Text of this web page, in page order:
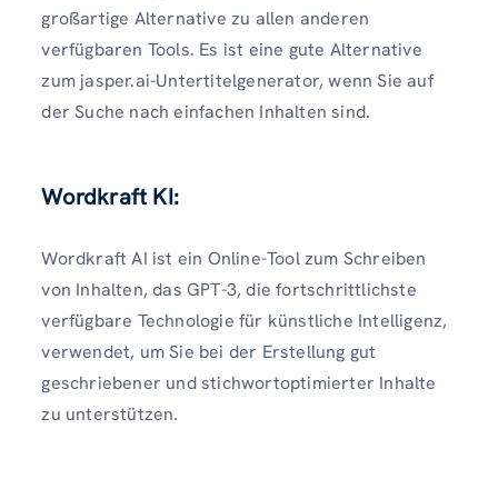
großartige Alternative zu allen anderen
verfügbaren Tools. Es ist eine gute Alternative
zum jasper.ai-Untertitelgenerator, wenn Sie auf
der Suche nach einfachen Inhalten sind.
Wordkraft KI:
Wordkraft AI ist ein Online-Tool zum Schreiben
von Inhalten, das GPT-3, die fortschrittlichste
verfügbare Technologie für künstliche Intelligenz,
verwendet, um Sie bei der Erstellung gut
geschriebener und stichwortoptimierter Inhalte
zu unterstützen.